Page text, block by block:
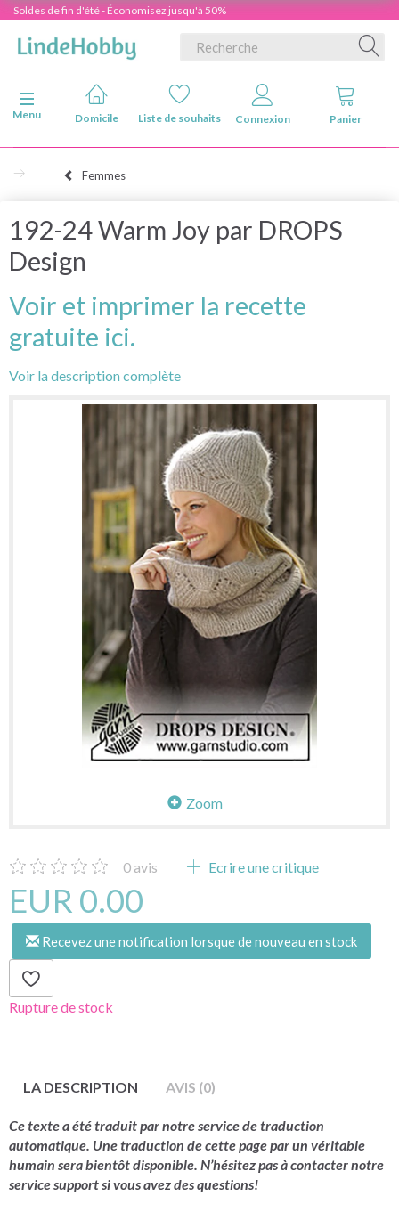
Soldes de fin d'été - Économisez jusqu'à 50%
Basculer la navigation
Menu
Domicile Liste de souhaits Connexion Panier
Femmes
192-24 Warm Joy par DROPS
Design
Voir et imprimer la recette
gratuite ici.
Voir la description complète
Zoom
0 avis Ecrire une critique
EUR 0.00
Recevez une notification lorsque de nouveau en stock
Rupture de stock
LA DESCRIPTION AVIS (0)
Ce texte a été traduit par notre service de traduction
automatique. Une traduction de cette page par un véritable
humain sera bientôt disponible. N’hésitez pas à contacter notre
service support si vous avez des questions!